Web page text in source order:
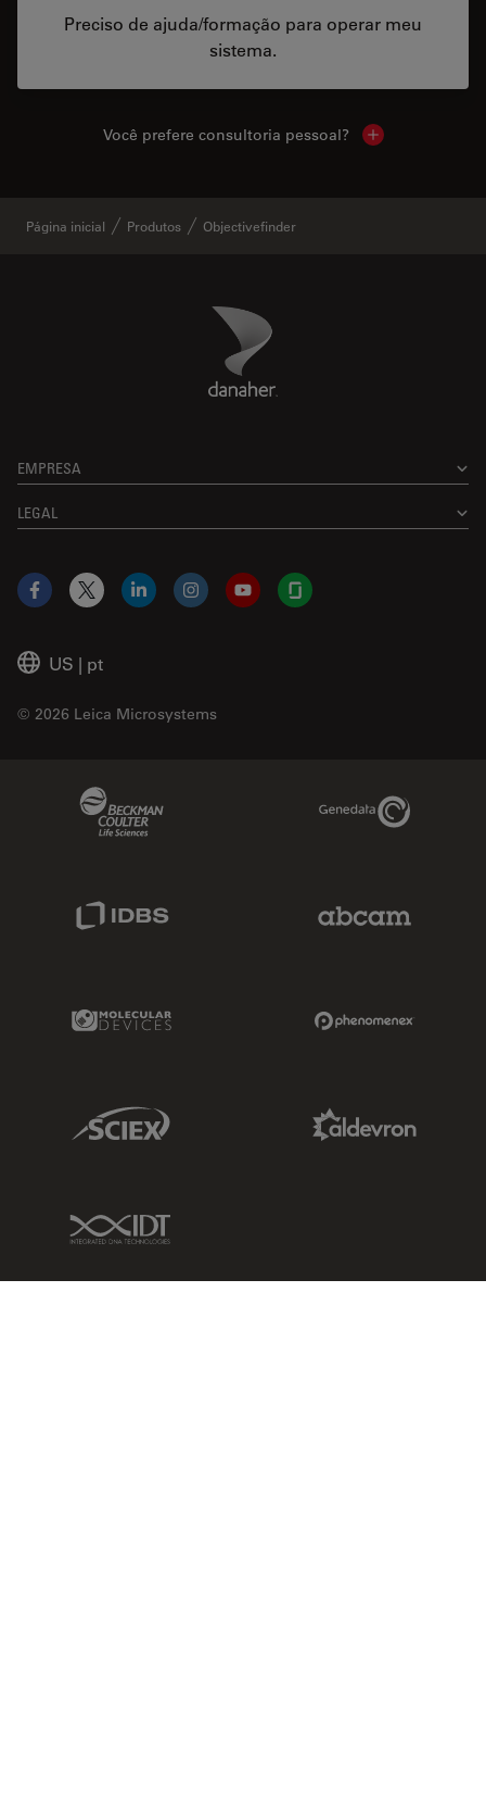
Preciso de ajuda/formação para operar meu
sistema.
Você prefere consultoria pessoal? Show local
Página inicial Produtos Objectivefinder
Danaher Logo
EMPRESA
LEGAL
US | pt
© 2026 Leica Microsystems
Facebook
X LinkedInInstagramYouTubeGlassdoor
Genedata Link
Molecular Devices Link
Sciex Link
IDT Link